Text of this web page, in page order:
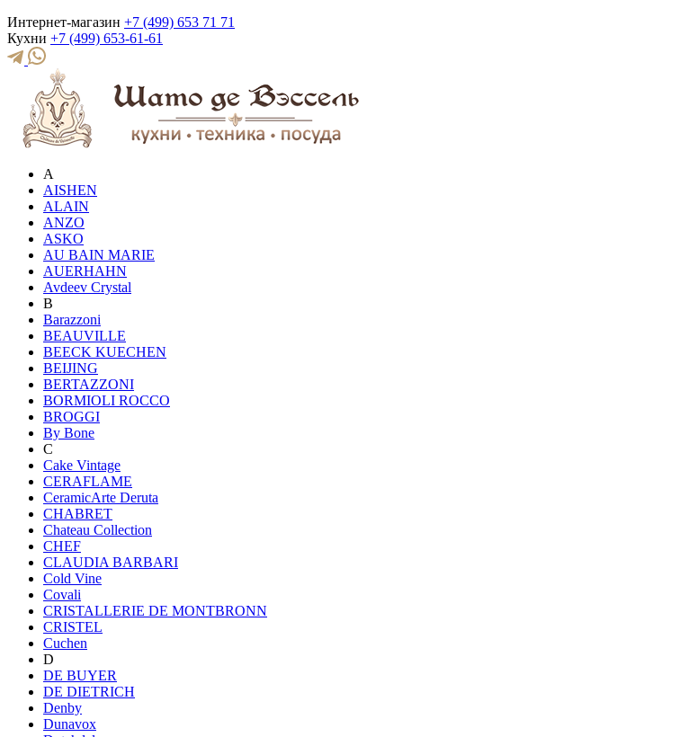
Интернет-магазин +7 (499) 653 71 71
Кухни +7 (499) 653-61-61
A
AISHEN
ALAIN
ANZO
ASKO
AU BAIN MARIE
AUERHAHN
Avdeev Crystal
B
Barazzoni
BEAUVILLE
BEECK KUECHEN
BEIJING
BERTAZZONI
BORMIOLI ROCCO
BROGGI
By Bone
C
Cake Vintage
CERAFLAME
CeramicArte Deruta
CHABRET
Chateau Collection
CHEF
CLAUDIA BARBARI
Cold Vine
Covali
CRISTALLERIE DE MONTBRONN
CRISTEL
Cuchen
D
DE BUYER
DE DIETRICH
Denby
Dunavox